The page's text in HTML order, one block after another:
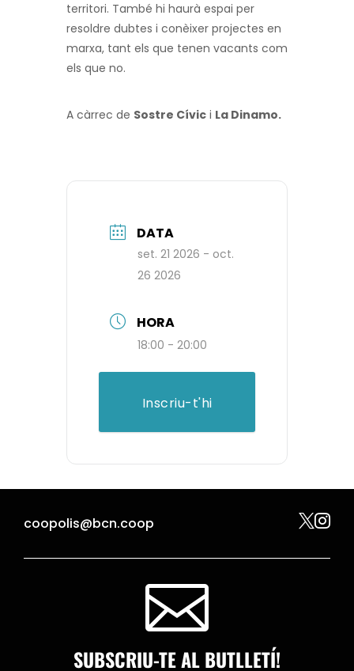
territori. També hi haurà espai per
resoldre dubtes i conèixer projectes en
marxa, tant els que tenen vacants com
els que no.
A càrrec de Sostre Cívic i La Dinamo.
DATA
set. 21 2026 - oct.
26 2026
HORA
18:00 - 20:00
Inscriu-t'hi
coopolis@bcn.coop 

SUBSCRIU-TE AL BUTLLETÍ!